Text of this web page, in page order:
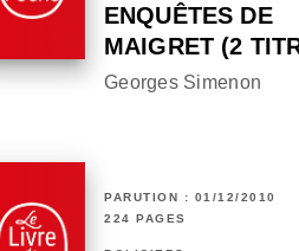
ENQUÊTES DE
MAIGRET (2
Georges Simenon
PARUTION : 01/12/2010
224 PAGES